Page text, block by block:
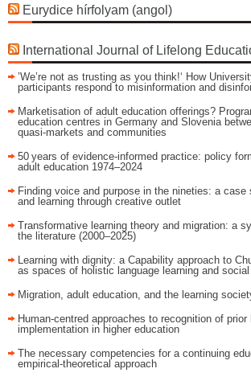
Eurydice hírfolyam (angol)
International Journal of Lifelong
’We’re not as trusting as you think!‘ How
participants respond to misinformation and
Marketisation of adult education offerings?
education centres in Germany and Slovenia
quasi-markets and communities
50 years of evidence‑informed practice: policy
adult education 1974–2024
Finding voice and purpose in the nineties: a
and learning through creative outlet
Transformative learning theory and migration: a
the literature (2000–2025)
Learning with dignity: a Capability approach to
as spaces of holistic language learning and
Migration, adult education, and the learning
Human-centred approaches to recognition of
implementation in higher education
The necessary competencies for a continuing
empirical-theoretical approach